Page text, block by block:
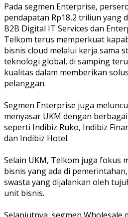
Pada segmen Enterprise,
pendapatan Rp18,2 triliun yang
B2B Digital IT Services dan
Telkom terus memperkuat
bisnis cloud melalui kerja sama
teknologi global, di samping
kualitas dalam memberikan
pelanggan.
Segmen Enterprise juga
menyasar UKM dengan
seperti Indibiz Ruko, Indibiz
dan Indibiz Hotel.
Selain UKM, Telkom juga fokus
bisnis yang ada di
swasta yang dijalankan oleh
unit bisnis.